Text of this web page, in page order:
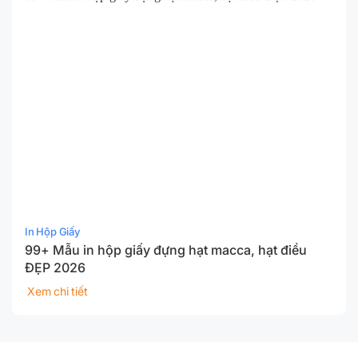
In Hộp Giấy
99+ Mẫu in hộp giấy đựng hạt macca, hạt điều
ĐẸP 2026
Xem chi tiết